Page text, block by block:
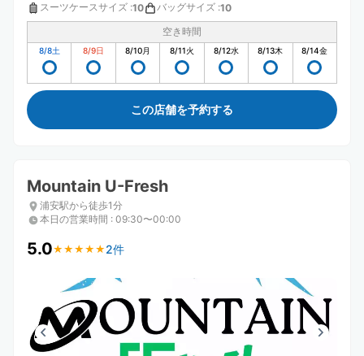
スーツケースサイズ :10 バッグサイズ :10
空き時間
8/8土 8/9日 8/10月 8/11火 8/12水 8/13木 8/14金
この店舗を予約する
Mountain U-Fresh
浦安駅から徒歩1分
本日の営業時間 : 09:30〜00:00
5.0★ ★ ★ ★ ★
★ ★ ★ ★ ★ 2件